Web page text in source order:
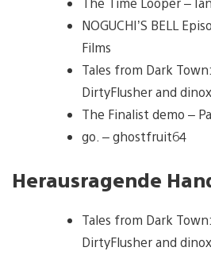
NOGUCHI’S BELL
Films
Tales from Dark
DirtyFlusher and
The Finalist demo –
go. – ghostfruit64
Herausragende
Tales from Dark
DirtyFlusher and